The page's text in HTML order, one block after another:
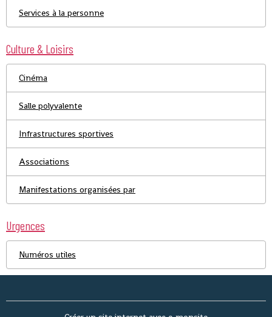
Services à la personne
Culture & Loisirs
Cinéma
Salle polyvalente
Infrastructures sportives
Associations
Manifestations organisées par
Urgences
Numéros utiles